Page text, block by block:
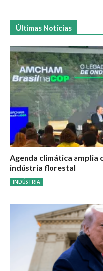
Últimas Notícias
Agenda climática amplia
indústria florestal
INDÚSTRIA